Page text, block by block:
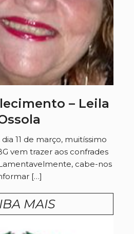
– Leila
11 de março, muitíssimo
vem trazer aos confrades
cabe-nos
[…]
MAIS